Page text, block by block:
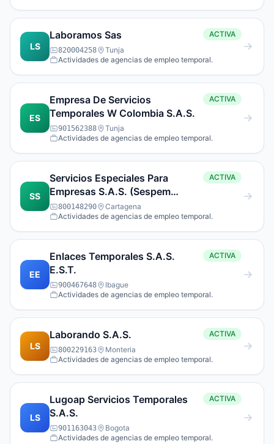
LS
Laboramos Sas ACTIVA
820004258
Tunja
Actividades de agencias de empleo temporal.
ES
Empresa De Servicios
Temporales W Colombia S.A.S.
ACTIVA
901562388
Tunja
Actividades de agencias de empleo temporal.
SS
Servicios Especiales Para
Empresas S.A.S. (Sespem
S.A.S.)
ACTIVA
800148290
Cartagena
Actividades de agencias de empleo temporal.
EE
Enlaces Temporales S.A.S.
E.S.T.
ACTIVA
900467648
Ibague
Actividades de agencias de empleo temporal.
LS
Laborando S.A.S. ACTIVA
800229163
Monteria
Actividades de agencias de empleo temporal.
LS
Lugoap Servicios Temporales
S.A.S.
ACTIVA
901163043
Bogota
Actividades de agencias de empleo temporal.